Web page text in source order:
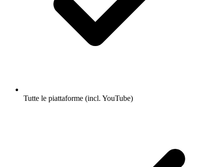
Tutte le piattaforme (incl. YouTube)